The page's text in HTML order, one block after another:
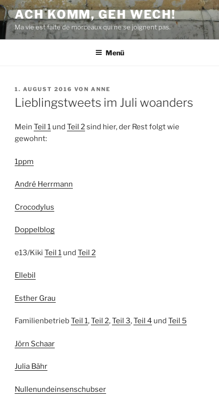
Zum
Inhalt
springen
ACH KOMM, GEH WECH!
Ma vie est faite de morceaux qui ne se joignent pas.
Menü
VERÖFFENTLICHT
AM
1. AUGUST 2016 VON ANNE
Lieblingstweets im Juli woanders
Mein Teil 1 und Teil 2sind hier, der Rest folgt wie
gewohnt:
1ppm
André Herrmann
Crocodylus
Doppelblog
e13/Kiki Teil 1 und Teil 2
Ellebil
Esther Grau
FamilienbetriebTeil 1,Teil 2,Teil 3,Teil 4 und Teil 5
Jörn Schaar
Julia Bähr
Nullenundeinsenschubser